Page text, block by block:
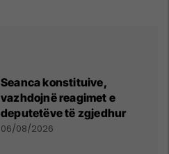
Seanca konstituive,
vazhdojnë reagimet e
deputetëve të zgjedhur
06/08/2026